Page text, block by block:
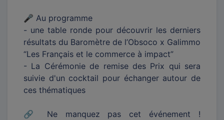
🎤 Au programme
- une table ronde pour découvrir les derniers
résultats du Baromètre de l’Obsoco x Galimmo
“Les Français et le commerce à impact”
- La Cérémonie de remise des Prix qui sera
suivie d'un cocktail pour échanger autour de
ces thématiques
🔗 Ne manquez pas cet événement !